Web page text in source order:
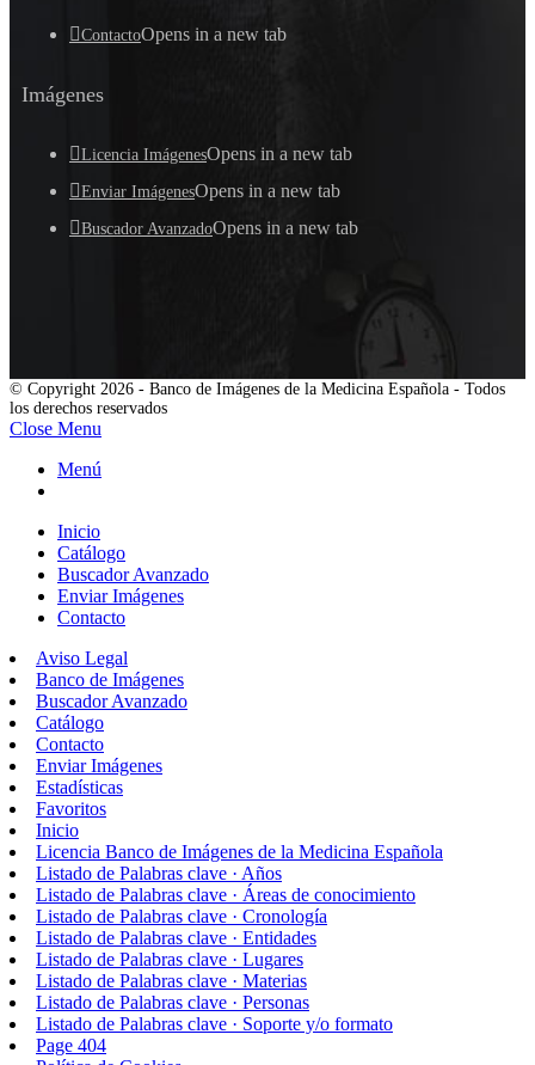
ContactoOpens in a new tab
Imágenes
Licencia ImágenesOpens in a new tab
Enviar ImágenesOpens in a new tab
Buscador AvanzadoOpens in a new tab
© Copyright 2026 - Banco de Imágenes de la Medicina Española - Todos
los derechos reservados
Close Menu
Menú
Inicio
Catálogo
Buscador Avanzado
Enviar Imágenes
Contacto
Aviso Legal
Banco de Imágenes
Buscador Avanzado
Catálogo
Contacto
Enviar Imágenes
Estadísticas
Favoritos
Inicio
Licencia Banco de Imágenes de la Medicina Española
Listado de Palabras clave · Años
Listado de Palabras clave · Áreas de conocimiento
Listado de Palabras clave · Cronología
Listado de Palabras clave · Entidades
Listado de Palabras clave · Lugares
Listado de Palabras clave · Materias
Listado de Palabras clave · Personas
Listado de Palabras clave · Soporte y/o formato
Page 404